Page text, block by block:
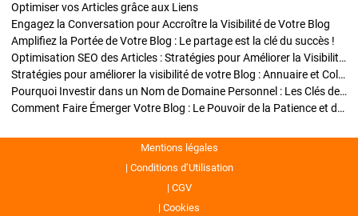
Optimiser vos Articles grâce aux Liens
Engagez la Conversation pour Accroître la Visibilité de Votre Blog
Amplifiez la Portée de Votre Blog : Le partage est la clé du succès !
Optimisation SEO des Articles : Stratégies pour Améliorer la Visibilité de Votre Blog
Stratégies pour améliorer la visibilité de votre Blog : Annuaire et Collaborations
Pourquoi Investir dans un Nom de Domaine Personnel : Les Clés de la Réussite de Votre Blog
Comment Faire Émerger Votre Blog : Le Pouvoir de la Patience et de la Persévérance
Mentions légales
Conditions d’Utilisation
CGV
Cookies